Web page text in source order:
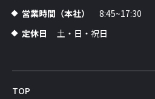
営業時間（本社）
8:45~17:30
定休日
土・日・祝日
TOP